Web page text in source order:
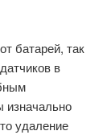
батарей, так
в
изначально
удаление